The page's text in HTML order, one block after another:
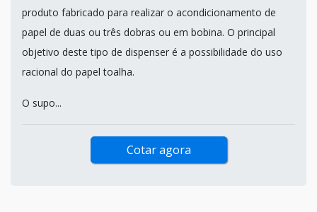
produto fabricado para realizar o acondicionamento de
papel de duas ou três dobras ou em bobina. O principal
objetivo deste tipo de dispenser é a possibilidade do uso
racional do papel toalha.
O supo...
Cotar agora